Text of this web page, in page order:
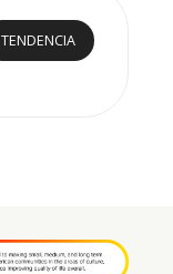
TENDENCIA